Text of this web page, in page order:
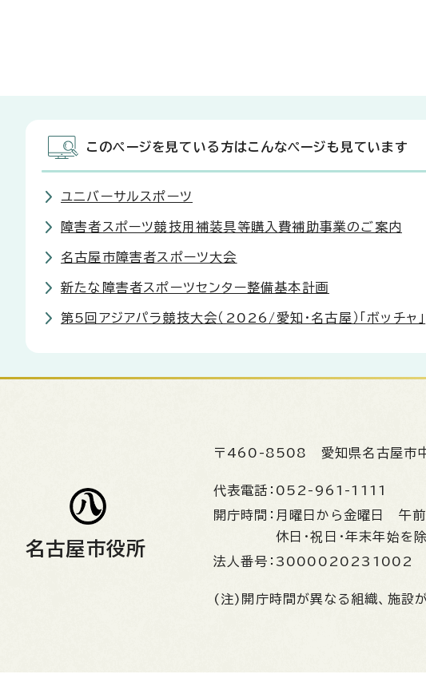
このページを見ている方はこんなページも見ています
ユニバーサルスポーツ
障害者スポーツ競技用補装具等購入費補助事業のご案内
名古屋市障害者スポーツ大会
新たな障害者スポーツセンター整備基本計画
第5回アジアパラ競技大会（2026/愛知・名古屋）「ボッチャ」
名古屋市役所
〒460-8508 愛知県名古屋市
代表電話： 052-961-1111
開庁時間： 月曜日から金曜日 午
休日・祝日・年末年始を
法人番号： 3000020231002
(注)開庁時間が異なる組織、施設